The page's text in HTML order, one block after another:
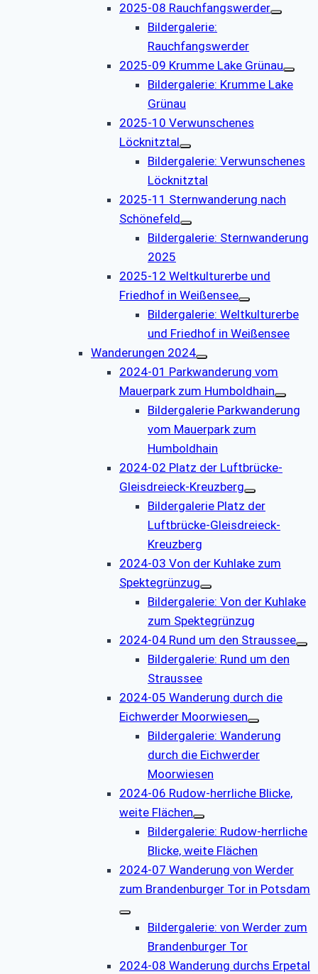
2025-08 Rauchfangswerder
Bildergalerie:
Rauchfangswerder
2025-09 Krumme Lake Grünau
Bildergalerie: Krumme Lake
Grünau
2025-10 Verwunschenes
Löcknitztal
Bildergalerie: Verwunschenes
Löcknitztal
2025-11 Sternwanderung nach
Schönefeld
Bildergalerie: Sternwanderung
2025
2025-12 Weltkulturerbe und
Friedhof in Weißensee
Bildergalerie: Weltkulturerbe
und Friedhof in Weißensee
Wanderungen 2024
2024-01 Parkwanderung vom
Mauerpark zum Humboldhain
Bildergalerie Parkwanderung
vom Mauerpark zum
Humboldhain
2024-02 Platz der Luftbrücke-
Gleisdreieck-Kreuzberg
Bildergalerie Platz der
Luftbrücke-Gleisdreieck-
Kreuzberg
2024-03 Von der Kuhlake zum
Spektegrünzug
Bildergalerie: Von der Kuhlake
zum Spektegrünzug
2024-04 Rund um den Straussee
Bildergalerie: Rund um den
Straussee
2024-05 Wanderung durch die
Eichwerder Moorwiesen
Bildergalerie: Wanderung
durch die Eichwerder
Moorwiesen
2024-06 Rudow-herrliche Blicke,
weite Flächen
Bildergalerie: Rudow-herrliche
Blicke, weite Flächen
2024-07 Wanderung von Werder
zum Brandenburger Tor in Potsdam
Bildergalerie: von Werder zum
Brandenburger Tor
2024-08 Wanderung durchs Erpetal